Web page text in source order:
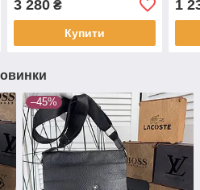
3 280₴
Купити
1
–45%